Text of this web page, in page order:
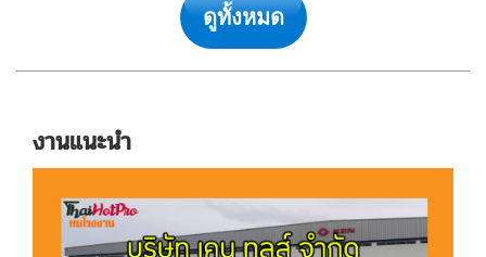
ดูทั้งหมด
งานแนะนำ